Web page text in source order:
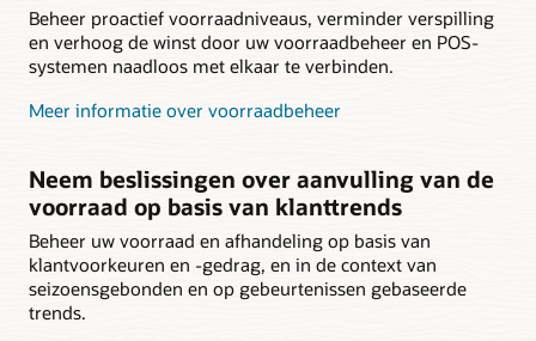
Beheer proactief voorraadniveaus, verminder verspilling
en verhoog de winst door uw voorraadbeheer en POS-
systemen naadloos met elkaar te verbinden.
Meer informatie over voorraadbeheer
Neem beslissingen over aanvulling van de
voorraad op basis van klanttrends
Beheer uw voorraad en afhandeling op basis van
klantvoorkeuren en -gedrag, en in de context van
seizoensgebonden en op gebeurtenissen gebaseerde
trends.